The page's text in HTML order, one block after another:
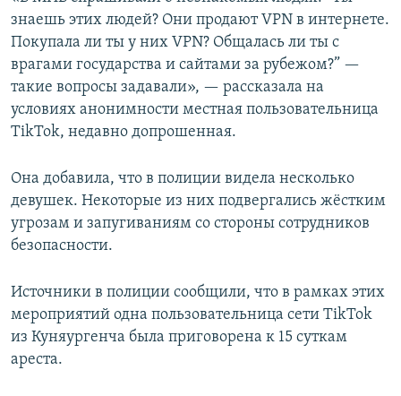
знаешь этих людей? Они продают VPN в интернете.
Покупала ли ты у них VPN? Общалась ли ты с
врагами государства и сайтами за рубежом?” —
такие вопросы задавали», — рассказала на
условиях анонимности местная пользовательница
TikTok, недавно допрошенная.
Она добавила, что в полиции видела несколько
девушек. Некоторые из них подвергались жёстким
угрозам и запугиваниям со стороны сотрудников
безопасности.
Источники в полиции сообщили, что в рамках этих
мероприятий одна пользовательница сети TikTok
из Куняургенча была приговорена к 15 суткам
ареста.